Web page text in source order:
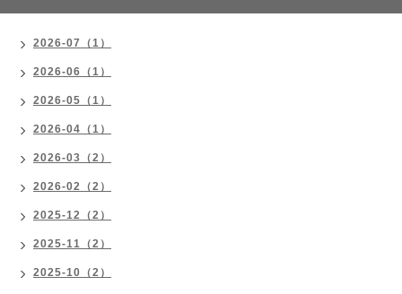
2026-07（1）
2026-06（1）
2026-05（1）
2026-04（1）
2026-03（2）
2026-02（2）
2025-12（2）
2025-11（2）
2025-10（2）